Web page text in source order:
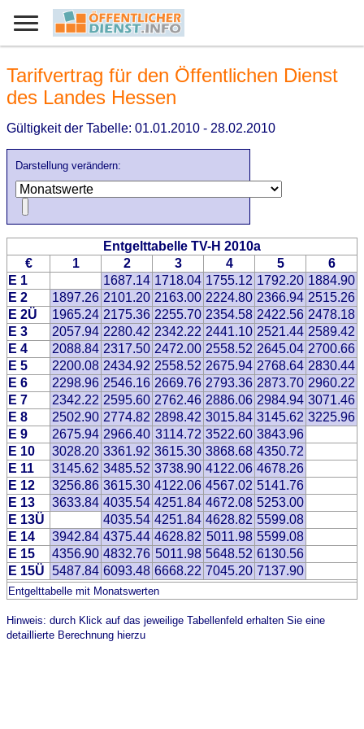
Darstellung verändern:
Tarifvertrag für den Öffentlichen Dienst
des Landes Hessen
Gültigkeit der Tabelle: 01.01.2010 - 28.02.2010
Entgelttabelle TV-H 2010a
€
1 2 3 4 5
6
E 1
1687.14 1718.04 1755.12 1792.20 1884.90
E 2
1897.26 2101.20 2163.00 2224.80 2366.94 2515.26
E 2Ü
1965.24 2175.36 2255.70 2354.58 2422.56 2478.18
E 3
2057.94 2280.42 2342.22 2441.10 2521.44 2589.42
E 4
2088.84 2317.50 2472.00 2558.52 2645.04 2700.66
E 5
2200.08 2434.92 2558.52 2675.94 2768.64 2830.44
E 6
2298.96 2546.16 2669.76 2793.36 2873.70 2960.22
E 7
2342.22 2595.60 2762.46 2886.06 2984.94 3071.46
E 8
2502.90 2774.82 2898.42 3015.84 3145.62 3225.96
E 9
2675.94 2966.40 3114.72 3522.60 3843.96
E 10
3028.20 3361.92 3615.30 3868.68 4350.72
E 11
3145.62 3485.52 3738.90 4122.06 4678.26
E 12
3256.86 3615.30 4122.06 4567.02 5141.76
E 13
3633.84 4035.54 4251.84 4672.08 5253.00
E 13Ü
4035.54 4251.84 4628.82 5599.08
E 14
3942.84 4375.44 4628.82 5011.98 5599.08
E 15
4356.90 4832.76 5011.98 5648.52 6130.56
E 15Ü 5487.84 6093.48 6668.22 7045.20 7137.90
Entgelttabelle mit Monatswerten
Hinweis: durch Klick auf das jeweilige Tabellenfeld erhalten Sie eine
detaillierte Berechnung hierzu